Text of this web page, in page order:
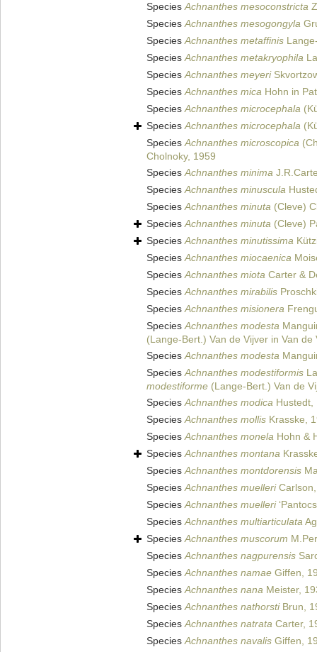
SpeciesAchnanthes mesoconstricta
SpeciesAchnanthes mesogongyla
SpeciesAchnanthes metaffinis
SpeciesAchnanthes metakryophila
SpeciesAchnanthes meyeri
SpeciesAchnanthes mica Hohn in
SpeciesAchnanthes microcephala
SpeciesAchnanthes microcephala
SpeciesAchnanthes microscopica
Cholnoky, 1959
SpeciesAchnanthes minima
SpeciesAchnanthes minuscula
SpeciesAchnanthes minuta (Cleve)
SpeciesAchnanthes minuta (Cleve)
SpeciesAchnanthes minutissima
SpeciesAchnanthes miocaenica
SpeciesAchnanthes miota Carter &
SpeciesAchnanthes mirabilis
SpeciesAchnanthes misionera
SpeciesAchnanthes modesta
(Lange-Bert.) Van de Vijver in Van de
SpeciesAchnanthes modesta
SpeciesAchnanthes modestiformis
modestiforme (Lange-Bert.) Van de
SpeciesAchnanthes modica Hustedt,
SpeciesAchnanthes mollis Krasske,
SpeciesAchnanthes monela Hohn &
SpeciesAchnanthes montana
SpeciesAchnanthes montdorensis
SpeciesAchnanthes muelleri
SpeciesAchnanthes muelleri
SpeciesAchnanthes multiarticulata
SpeciesAchnanthes muscorum
SpeciesAchnanthes nagpurensis
SpeciesAchnanthes namae Giffen,
SpeciesAchnanthes nana Meister,
SpeciesAchnanthes nathorstiBrun,
SpeciesAchnanthes natrata Carter,
SpeciesAchnanthes navalis Giffen,